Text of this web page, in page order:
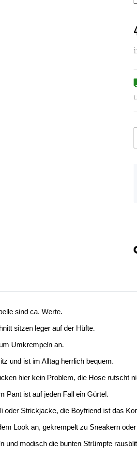
sind ca. Werte.
sitzen leger auf der Hüfte.
Umkrempeln an.
und ist im Alltag herrlich bequem.
hier kein Problem, die Hose rutscht
Pant ist auf jeden Fall ein Gürtel.
oder Strickjacke, die Boyfriend ist das
Look an, gekrempelt zu Sneakern
und modisch die bunten Strümpfe